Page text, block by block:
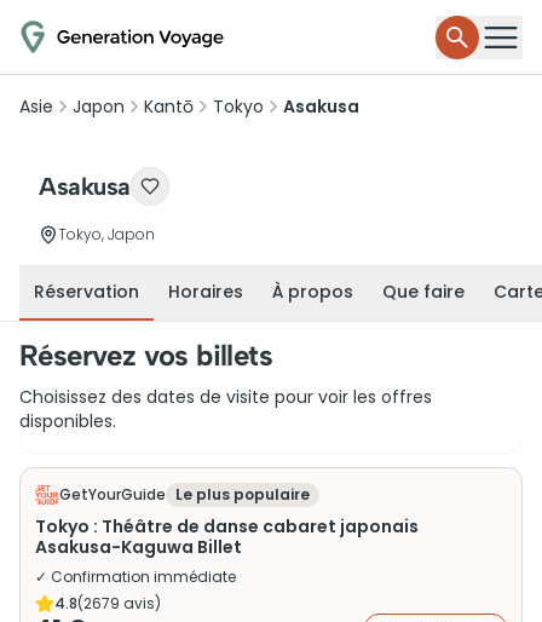
Asie Japon Kantō Tokyo Asakusa
Asakusa
Tokyo, Japon
Réservation Horaires À propos Que faire
Réservez vos billets
Choisissez des dates de visite pour voir les offres
disponibles.
GetYourGuide Le plus populaire
Tokyo : Théâtre de danse cabaret japonais
Asakusa-Kaguwa Billet
✓ Confirmation immédiate
4.8(2679 avis)